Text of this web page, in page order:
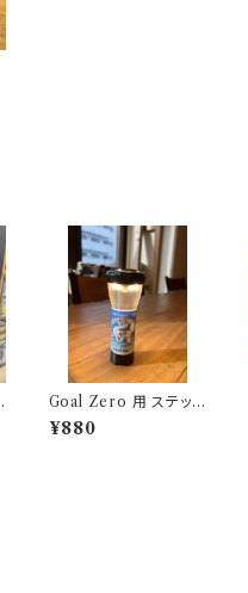
Goal Zero 用 ステッカ
ー MOUSOUASOBI
アウトドアモンスター O
¥880